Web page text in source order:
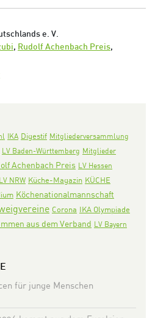
e. V.
, Rudolf Achenbach Preis,
IKA Digestif Mitgliederversammlung
LV Baden-Württemberg Mitglieder
Achenbach Preis LV Hessen
LV NRW Küche-Magazin KÜCHE
Köchenationalmannschaft
Corona IKA Olympiade
aus dem Verband LV Bayern
für junge Menschen